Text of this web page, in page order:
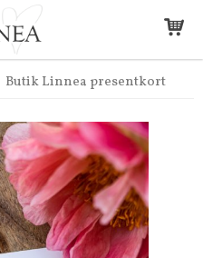
Butik Linnea presentkort